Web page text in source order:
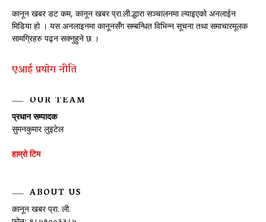
कानून खबर डट कम, कानून खबर प्रा.ली.द्धारा सञ्चालनमा ल्याइएको अनलाईन
मिडिया हो । यस अनलाइनमा कानूनसँग सम्बन्धित विभिन्न सूचना तथा समाचारमूलक
सामग्रिहरु पढ्न सक्नुहुने छ ।
एआई प्रयाेग नीति
OUR TEAM
प्रधान सम्पादक
सुमनकुमार लुइटेल
हाम्रो टिम
ABOUT US
कानून खबर प्रा. ली.